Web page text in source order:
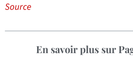
Source
En savoir plus sur